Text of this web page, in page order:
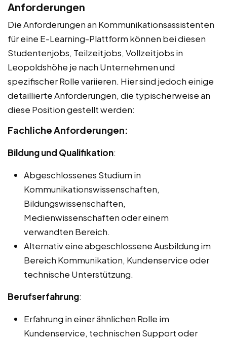
Anforderungen
Die Anforderungen an Kommunikationsassistenten
für eine E-Learning-Plattform können bei diesen
Studentenjobs, Teilzeitjobs, Vollzeitjobs in
Leopoldshöhe je nach Unternehmen und
spezifischer Rolle variieren. Hier sind jedoch einige
detaillierte Anforderungen, die typischerweise an
diese Position gestellt werden:
Fachliche Anforderungen:
Bildung und Qualifikation:
Abgeschlossenes Studium in
Kommunikationswissenschaften,
Bildungswissenschaften,
Medienwissenschaften oder einem
verwandten Bereich.
Alternativ eine abgeschlossene Ausbildung im
Bereich Kommunikation, Kundenservice oder
technische Unterstützung.
Berufserfahrung:
Erfahrung in einer ähnlichen Rolle im
Kundenservice, technischen Support oder